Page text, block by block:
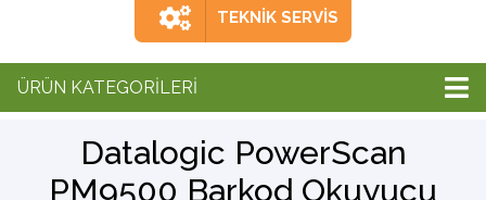
Ribon
Barkod Yazıcı
TEKNİK SERVİS
ÜRÜN KATEGORİLERİ
Datalogic PowerScan
PM9500 Barkod Okuyucu